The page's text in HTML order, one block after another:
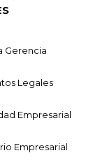
Gerencia
Legales
Empresarial
Empresarial